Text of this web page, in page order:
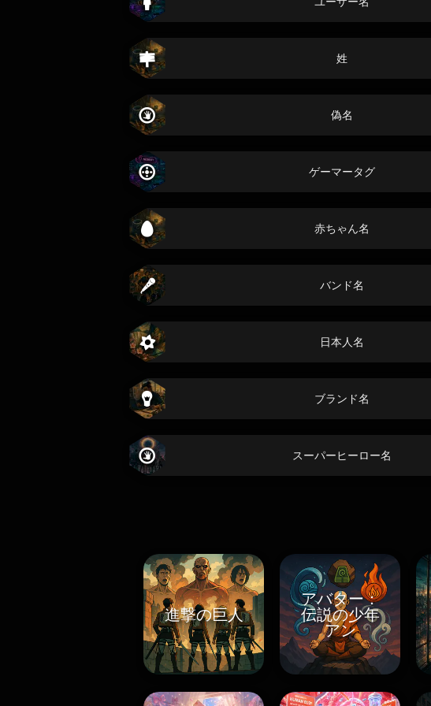
姓
偽名
ゲーマータグ
赤ちゃん名
バンド名
日本人名
ブランド名
スーパーヒーロー名
進撃の巨人
アバター：
伝説の少年
アン